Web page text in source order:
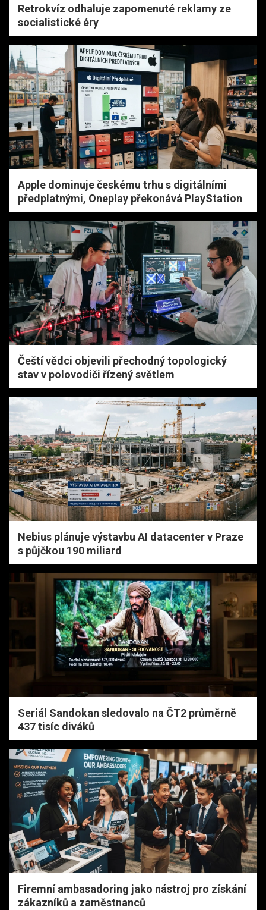
Retrokvíz odhaluje zapomenuté reklamy ze
socialistické éry
Apple dominuje českému trhu s digitálními
předplatnými, Oneplay překonává PlayStation
Čeští vědci objevili přechodný topologický
stav v polovodiči řízený světlem
Nebius plánuje výstavbu AI datacenter v Praze
s půjčkou 190 miliard
Seriál Sandokan sledovalo na ČT2 průměrně
437 tisíc diváků
Firemní ambasadoring jako nástroj pro získání
zákazníků a zaměstnanců